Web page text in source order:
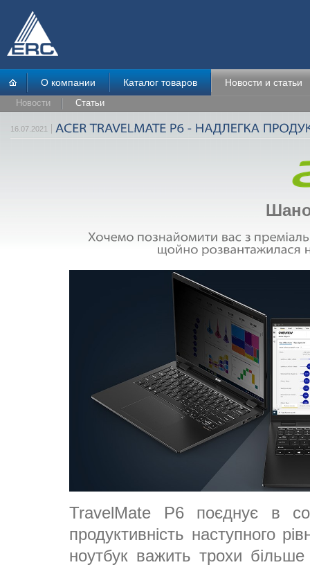
О компании Каталог товаров Новости и статьи
Новости Статьи
16.07.2021
TravelMate P6 поєднує в
продуктивність наступного
ноутбук важить трохи